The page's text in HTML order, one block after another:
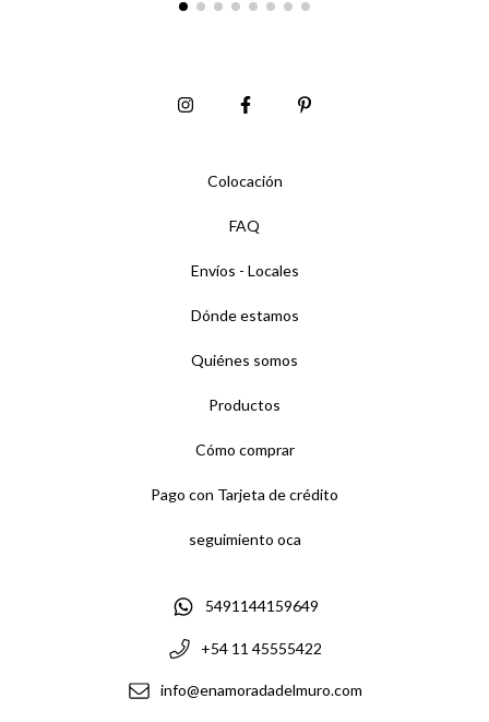
Colocación
FAQ
Envíos - Locales
Dónde estamos
Quiénes somos
Productos
Cómo comprar
Pago con Tarjeta de crédito
seguimiento oca
5491144159649
+54 11 45555422
info@enamoradadelmuro.com